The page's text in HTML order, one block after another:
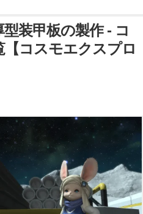
型装甲板の製作 - コ
コスモエクスプロ